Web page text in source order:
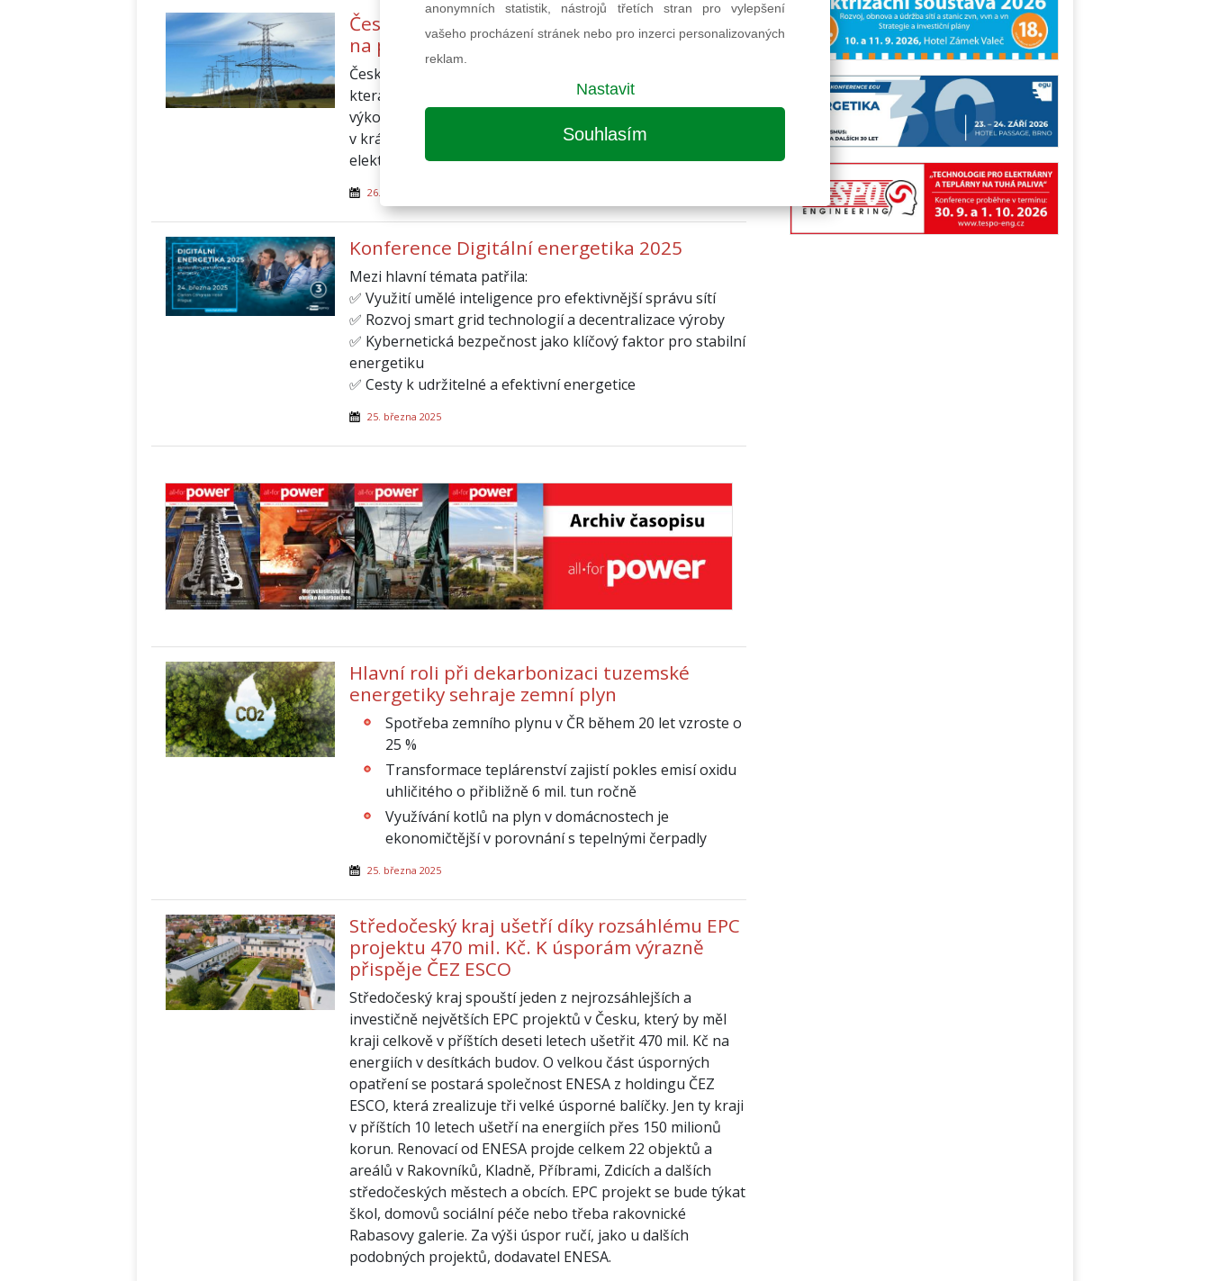
České domácnosti začaly poprvé vydělávat
na poskytování služeb výkonové rovnováhy
Český energo startup Delta Green zprovoznil platformu,
která umožňuje domácnostem zapojit se do služeb
výkonové rovnováhy (SVR). Domácnosti podle potřeb sítě
v krátkých časových intervalech dodávají nebo odebírají
elektřinu, což jim může výrazně snížit náklady na energie.
26. března 2025
Konference Digitální energetika 2025
Mezi hlavní témata patřila:
✅ Využití umělé inteligence pro efektivnější správu sítí
✅ Rozvoj smart grid technologií a decentralizace výroby
✅ Kybernetická bezpečnost jako klíčový faktor pro stabilní
energetiku
✅ Cesty k udržitelné a efektivní energetice
25. března 2025
Hlavní roli při dekarbonizaci tuzemské
energetiky sehraje zemní plyn
Spotřeba zemního plynu v ČR během 20 let vzroste o
25 %
Transformace teplárenství zajistí pokles emisí oxidu
uhličitého o přibližně 6 mil. tun ročně
Využívání kotlů na plyn v domácnostech je
ekonomičtější v porovnání s tepelnými čerpadly
25. března 2025
Středočeský kraj ušetří díky rozsáhlému EPC
projektu 470 mil. Kč. K úsporám výrazně
přispěje ČEZ ESCO
Středočeský kraj spouští jeden z nejrozsáhlejších a
investičně největších EPC projektů v Česku, který by měl
kraji celkově v příštích deseti letech ušetřit 470 mil. Kč na
energiích v desítkách budov. O velkou část úsporných
opatření se postará společnost ENESA z holdingu ČEZ
ESCO, která zrealizuje tři velké úsporné balíčky. Jen ty kraji
v příštích 10 letech ušetří na energiích přes 150 milionů
korun. Renovací od ENESA projde celkem 22 objektů a
areálů v Rakovníků, Kladně, Příbrami, Zdicích a dalších
středočeských městech a obcích. EPC projekt se bude týkat
škol, domovů sociální péče nebo třeba rakovnické
Rabasovy galerie. Za výši úspor ručí, jako u dalších
podobných projektů, dodavatel ENESA.
anonymních statistik, nástrojů třetích stran pro vylepšení
vašeho procházení stránek nebo pro inzerci personalizovaných
reklam.
Nastavit
Souhlasím